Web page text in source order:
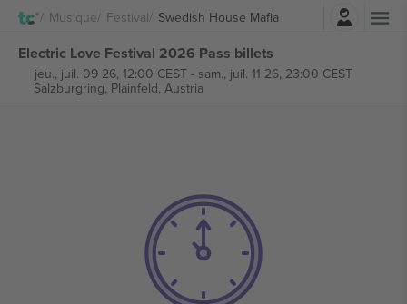
Musique Festival Swedish House Mafia
Connexion
Electric Love Festival 2026 Pass billets
jeu., juil. 09 26, 12:00 CEST- sam., juil. 11 26, 23:00 CEST
Salzburgring, Plainfeld, Austria